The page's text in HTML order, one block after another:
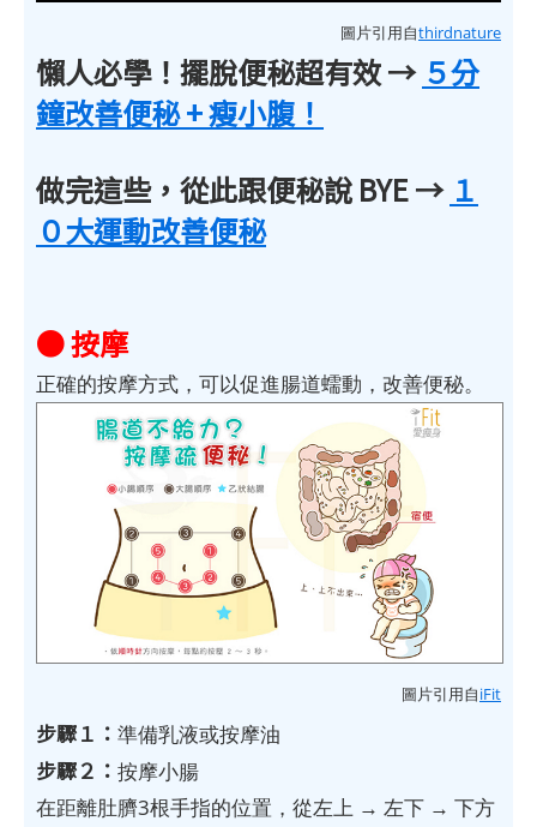
圖片引用自thirdnature
懶人必學！擺脫便秘超有效 → ５分
鐘改善便秘 + 瘦小腹！
做完這些，從此跟便秘說 BYE → １
０大運動改善便秘
● 按摩
正確的按摩方式，可以促進腸道蠕動，改善便秘。
圖片引用自iFit
步驟１： 準備乳液或按摩油
步驟２： 按摩小腸
在距離肚臍3根手指的位置，從左上 → 左下 → 下方